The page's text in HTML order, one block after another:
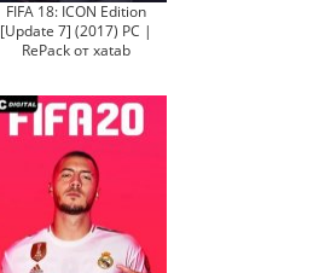
FIFA 18: ICON Edition
[Update 7] (2017) PC |
RePack от xatab